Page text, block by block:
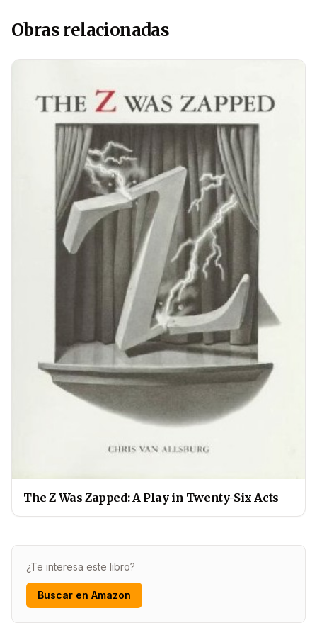
Obras relacionadas
The Z Was Zapped: A Play in Twenty-Six Acts
¿Te interesa este libro?
Buscar en Amazon